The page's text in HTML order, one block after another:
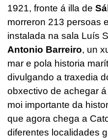
1921, fronte á illa de
morreron 213 persoas
instalada na sala Luís
Antonio Barreiro, un
mar e pola historia
divulgando a traxedia
obxectivo de achegar
moi importante da
que agora chega a
diferentes localidades